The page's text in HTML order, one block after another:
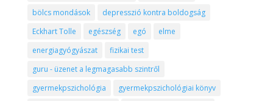
bölcs mondások
depresszió kontra boldogság
Eckhart Tolle
egészség egó
elme
energiagyógyászat
fizikai test
guru - üzenet a legmagasabb szintről
gyermekpszichológia
gyermekpszichológiai könyv